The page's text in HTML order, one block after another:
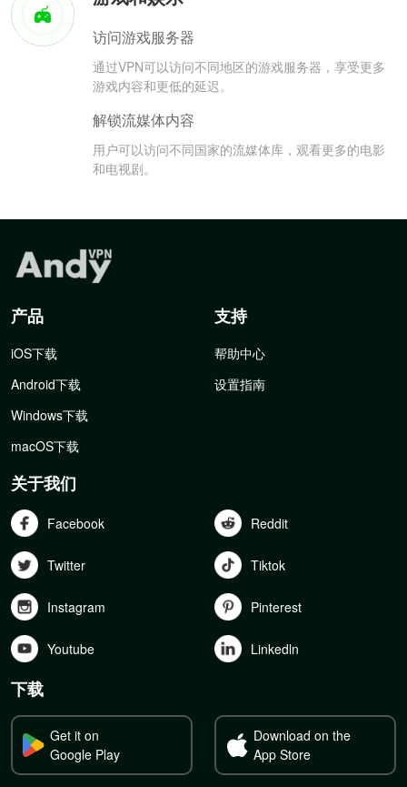
访问游戏服务器
通过VPN可以访问不同地区的游戏服务器，享受更多
游戏内容和更低的延迟。
解锁流媒体内容
用户可以访问不同国家的流媒体库，观看更多的电影
和电视剧。
产品
iOS下载
Android下载
Windows下载
macOS下载
支持
帮助中心
设置指南
关于我们
Facebook Reddit
Twitter Tiktok
Instagram Pinterest
Youtube Linkedln
下载
Get it on
Google Play
Download on the
App Store